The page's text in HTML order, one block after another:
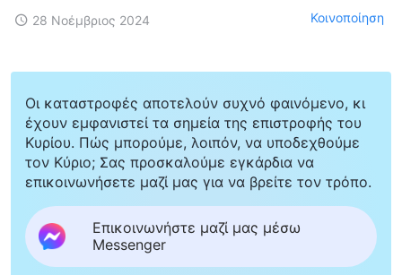
28 Νοέμβριος 2024 Κοινοποίηση
Οι καταστροφές αποτελούν συχνό φαινόμενο, κι
έχουν εμφανιστεί τα σημεία της επιστροφής του
Κυρίου. Πώς μπορούμε, λοιπόν, να υποδεχθούμε
τον Κύριο; Σας προσκαλούμε εγκάρδια να
επικοινωνήσετε μαζί μας για να βρείτε τον τρόπο.
Επικοινωνήστε μαζί μας μέσω
Messenger